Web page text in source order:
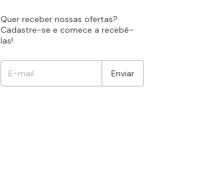
Quer receber nossas ofertas?
Cadastre-se e comece a recebê-
las!